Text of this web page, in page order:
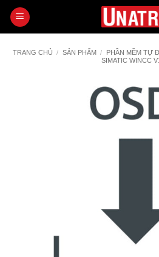
qua
dungTRANG CHỦ / SẢN PHẨM / PHẦN MỀM TỰ
SIMATIC WINCC